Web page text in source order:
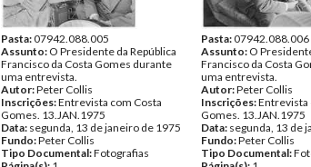
Pasta:07942.088.005
Assunto: O Presidente da República
Francisco da Costa Gomes durante
uma entrevista.
Autor:Peter Collis
Inscrições:Entrevista com Costa
Gomes. 13.JAN.1975
Data: segunda, 13 de janeiro de 1975
Fundo:Peter Collis
Tipo Documental:Fotografias
Pasta:07942.088.006
Assunto: O
Francisco da Costa
uma entrevista.
Autor:Peter Collis
Inscrições:Entrevista
Gomes. 13.JAN.1975
Data: segunda, 13 de
Fundo:Peter Collis
Tipo Documental: